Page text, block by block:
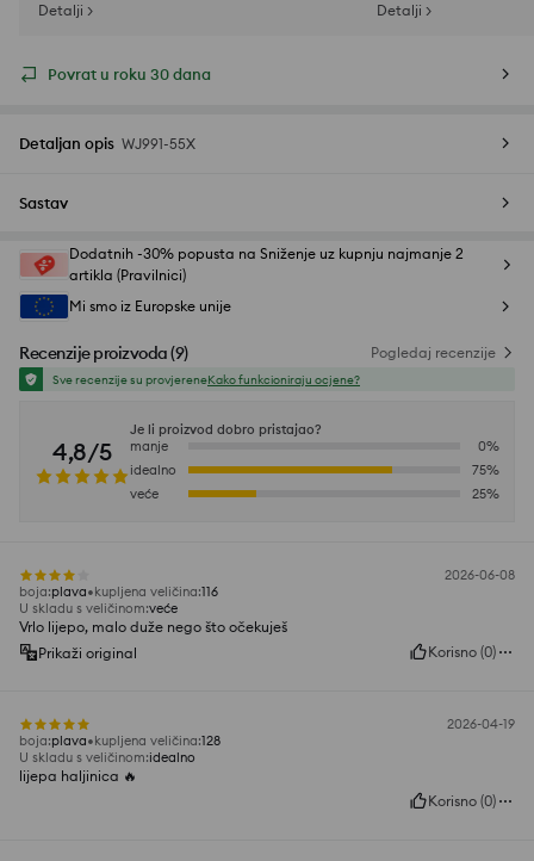
Detalji >
Detalji >
Povrat u roku 30 dana
Detaljan opis WJ991-55X
Sastav
Dodatnih -30% popusta na Sniženje uz kupnju najmanje 2
artikla (Pravilnici)
Mi smo iz Europske unije
Recenzije proizvoda(9) Pogledaj recenzije
Sve recenzije su provjereneKako funkcioniraju ocjene?
4,8/5
Je li proizvod dobro pristajao?
manje
0%
idealno
75%
veće
25%
2026-06-08
boja:plava kupljena veličina:116
U skladu s veličinom:veće
Vrlo lijepo, malo duže nego što očekuješ
Prikaži original
Korisno (0)
2026-04-19
boja:plava kupljena veličina:128
U skladu s veličinom:idealno
lijepa haljinica 🔥
Korisno (0)